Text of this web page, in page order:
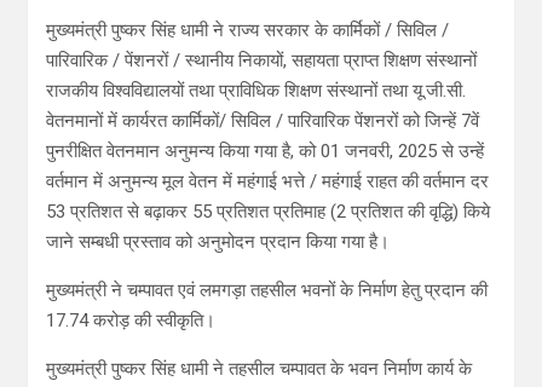
मुख्यमंत्री पुष्कर सिंह धामी ने राज्य सरकार के कार्मिकों / सिविल /
पारिवारिक / पेंशनरों / स्थानीय निकायों, सहायता प्राप्त शिक्षण संस्थानों
राजकीय विश्वविद्यालयों तथा प्राविधिक शिक्षण संस्थानों तथा यू.जी.सी.
वेतनमानों में कार्यरत कार्मिकों/ सिविल / पारिवारिक पेंशनरों को जिन्हें 7वें
पुनरीक्षित वेतनमान अनुमन्य किया गया है, को 01 जनवरी, 2025 से उन्हें
वर्तमान में अनुमन्य मूल वेतन में महंगाई भत्ते / महंगाई राहत की वर्तमान दर
53 प्रतिशत से बढ़ाकर 55 प्रतिशत प्रतिमाह (2 प्रतिशत की वृद्धि) किये
जाने सम्बधी प्रस्ताव को अनुमोदन प्रदान किया गया है।
मुख्यमंत्री ने चम्पावत एवं लमगड़ा तहसील भवनों के निर्माण हेतु प्रदान की
17.74 करोड़ की स्वीकृति।
मुख्यमंत्री पुष्कर सिंह धामी ने तहसील चम्पावत के भवन निर्माण कार्य के